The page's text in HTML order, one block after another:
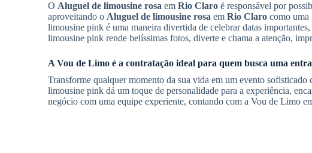
O Aluguel de limousine rosa em Rio Claro é responsável por
aproveitando o Aluguel de limousine rosa em Rio Claro como uma
limousine pink é uma maneira divertida de celebrar datas
limousine pink rende belíssimas fotos, diverte e chama a atenção,
A Vou de Limo é a contratação ideal para quem busca uma
Transforme qualquer momento da sua vida em um evento sofisticado
limousine pink dá um toque de personalidade para a experiência,
negócio com uma equipe experiente, contando com a Vou de Limo